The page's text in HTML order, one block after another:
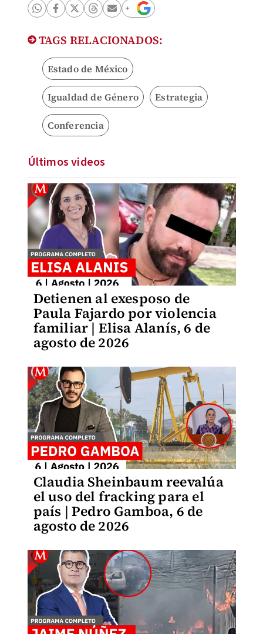
TAGS RELACIONADOS:
Estado de México
Igualdad de Género Estrategia
Conferencia
Últimos videos
Detienen al exesposo de
Paula Fajardo por violencia
familiar | Elisa Alanís, 6 de
agosto de 2026
Claudia Sheinbaum reevalúa
el uso del fracking para el
país | Pedro Gamboa, 6 de
agosto de 2026